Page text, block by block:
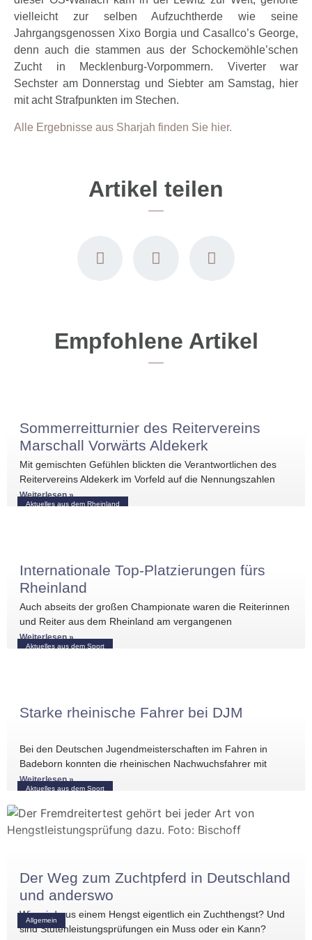
vielleicht zur selben Aufzuchtherde wie seine
Jahrgangsgenossen Xixo Borgia und Casallco’s George,
denn auch die stammen aus der Schockemöhle’schen
Zucht in Mecklenburg-Vorpommern. Viverter war
Sechster am Donnerstag und Siebter am Samstag, hier
mit acht Strafpunkten im Stechen.
Alle Ergebnisse aus Sharjah finden Sie hier.
Artikel teilen
Empfohlene Artikel
Aktuelles aus dem Rheinland
Sommerreitturnier des Reitervereins
Marschall Vorwärts Aldekerk
Mit gemischten Gefühlen blickten die Verantwortlichen des
Reitervereins Aldekerk im Vorfeld auf die Nennungszahlen
vergleichbarer Turniere in der näheren Umgebung. Umso
größer war die
Weiterlesen »
Aktuelles aus dem Sport
Internationale Top-Platzierungen fürs
Rheinland
Auch abseits der großen Championate waren die Reiterinnen
und Reiter aus dem Rheinland am vergangenen
Wochenende international erfolgreich unterwegs. Bei
Weiterlesen »
Aktuelles aus dem Sport
Starke rheinische Fahrer bei DJM
Bei den Deutschen Jugendmeisterschaften im Fahren in
Badeborn konnten die rheinischen Nachwuchsfahrer mit
mehreren vorderen Platzierungen überzeugen. Frederik
Koitka erreichte
Weiterlesen »
Allgemein
Der Weg zum Zuchtpferd in Deutschland
und anderswo
Wie wird aus einem Hengst eigentlich ein Zuchthengst? Und
sind Stutenleistungsprüfungen ein Muss oder ein Kann?